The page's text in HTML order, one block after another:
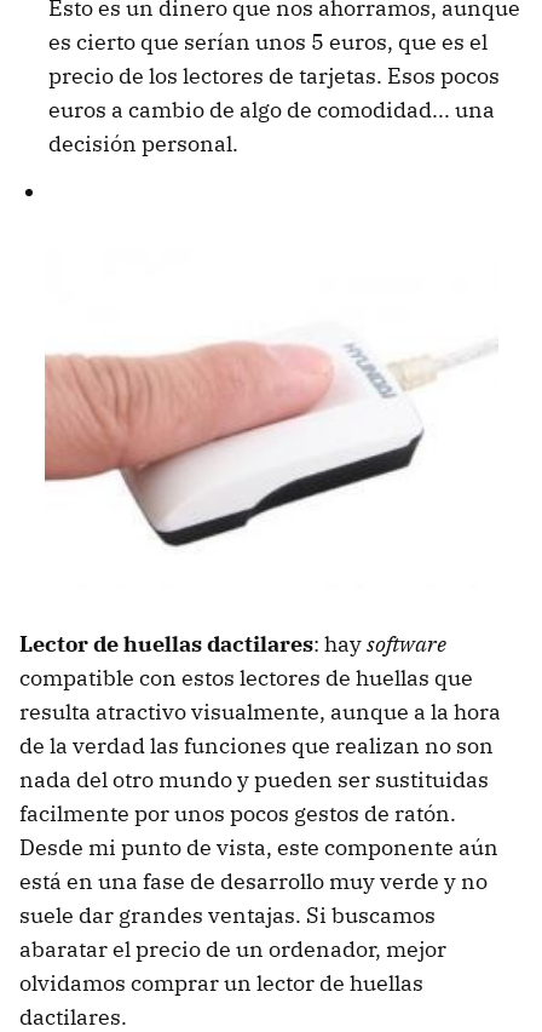
Esto es un dinero que nos ahorramos, aunque
es cierto que serían unos 5 euros, que es el
precio de los lectores de tarjetas. Esos pocos
euros a cambio de algo de comodidad... una
decisión personal.
Lector de huellas dactilares: haysoftware
compatible con estos lectores de huellas que
resulta atractivo visualmente, aunque a la hora
de la verdad las funciones que realizan no son
nada del otro mundo y pueden ser sustituidas
facilmente por unos pocos gestos de ratón.
Desde mi punto de vista, este componente aún
está en una fase de desarrollo muy verde y no
suele dar grandes ventajas. Si buscamos
abaratar el precio de un ordenador, mejor
olvidamos comprar un lector de huellas
dactilares.